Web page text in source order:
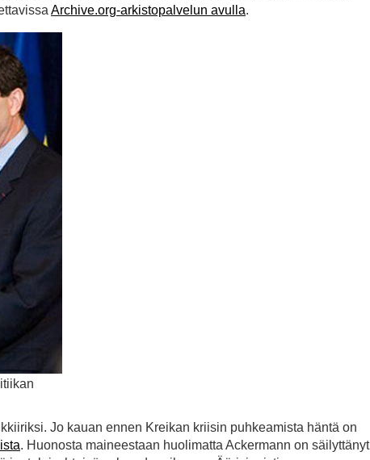
Archive.org-arkistopalvelun avulla.
Jo kauan ennen Kreikan kriisin puhkeamista häntä on
. Huonosta maineestaan huolimatta Ackermann on säilyttänyt